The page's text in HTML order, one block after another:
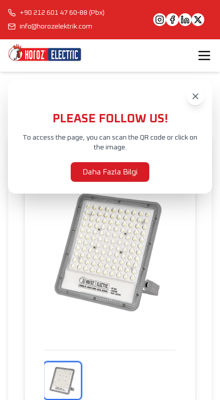
+90 212 601 47 60-88 (Pbx)
info@horozelektrik.com
PLEASE FOLLOW US!
To access the page, you can scan the QR code or click on
the image.
Daha Fazla Bilgi
PROJEKTÖRLER